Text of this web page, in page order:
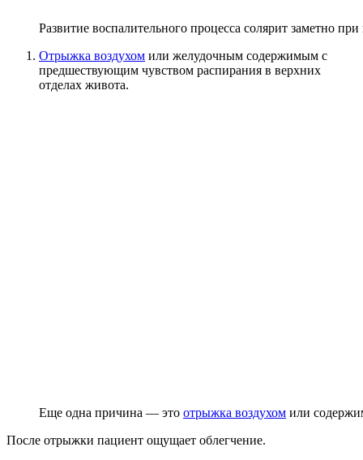
Развитие воспалительного процесса солярит заметно
Отрыжка воздухом или желудочным содержимым с
предшествующим чувством распирания в верхних
отделах живота.
Еще одна причина — это отрыжка воздухом или
После отрыжки пациент ощущает облегчение.